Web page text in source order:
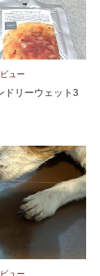
ュー
ドリーウェット3
ュー